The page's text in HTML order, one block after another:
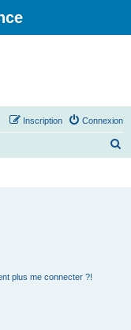
Connexion
Inscription
plus me connecter ?!